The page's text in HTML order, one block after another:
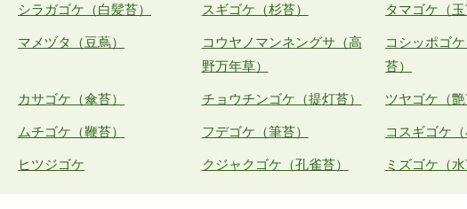
シラガゴケ（白髪苔） スギゴケ（杉苔） タマゴケ（玉
マメヅタ（豆蔦）
コウヤノマンネングサ（高
野万年草）
コシッポゴ
苔）
カサゴケ（傘苔） チョウチンゴケ（提灯苔） ツヤゴケ（艶
ムチゴケ（鞭苔） フデゴケ（筆苔） コスギゴケ（
ヒツジゴケ クジャクゴケ（孔雀苔） ミズゴケ（水